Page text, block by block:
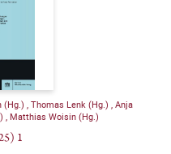
(Hg.) Thomas Lenk (Hg.) Anja
Matthias Woisin (Hg.)
1